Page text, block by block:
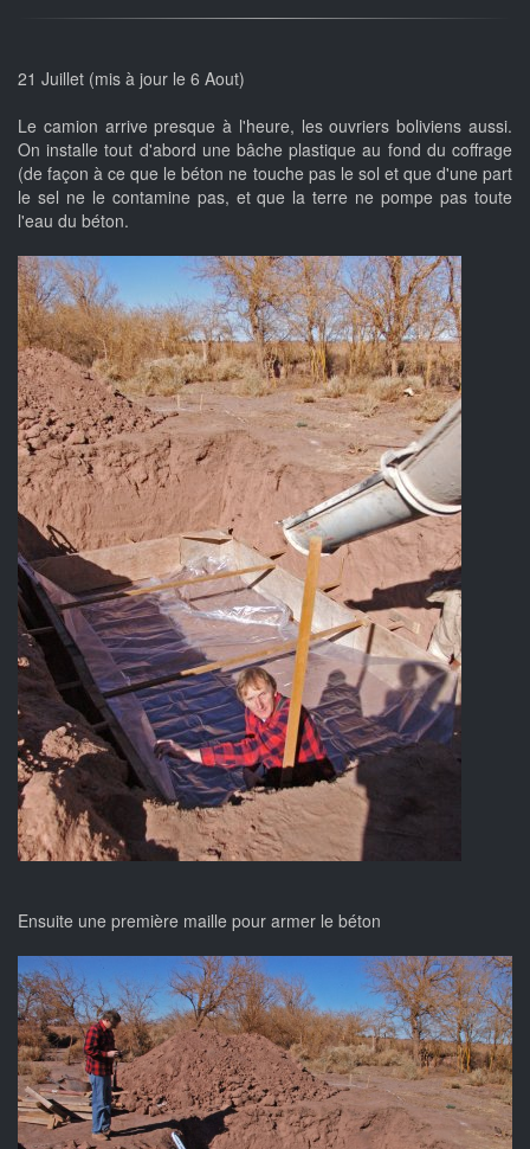
21 Juillet (mis à jour le 6 Aout)
Le camion arrive presque à l'heure, les ouvriers boliviens aussi.
On installe tout d'abord une bâche plastique au fond du coffrage
(de façon à ce que le béton ne touche pas le sol et que d'une part
le sel ne le contamine pas, et que la terre ne pompe pas toute
l'eau du béton.
Ensuite une première maille pour armer le béton